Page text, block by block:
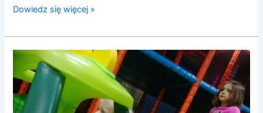
Dowiedz się więcej »
Level
ROOM
Kids
w